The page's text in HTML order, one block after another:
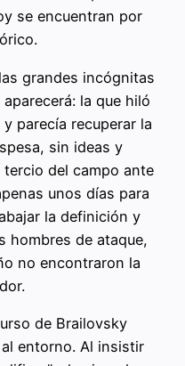
se encuentran por
grandes incógnitas
la que hiló
parecía recuperar la
sin ideas y
del campo ante
unos días para
la definición y
hombres de ataque,
no encontraron la
de Brailovsky
entorno. Al insistir